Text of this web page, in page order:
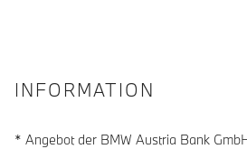
INFORMATION
* Angebot der BMW Austria Bank